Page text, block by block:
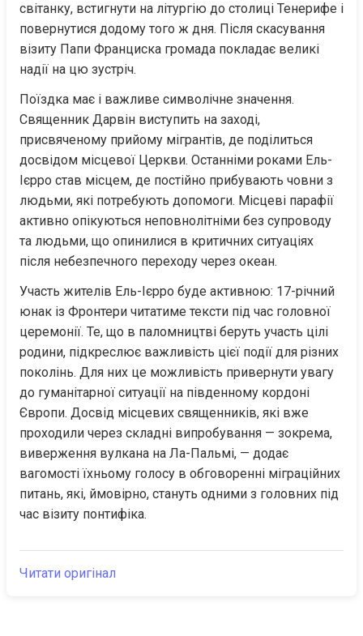
світанку, встигнути на літургію до столиці Тенерифе і
повернутися додому того ж дня. Після скасування
візиту Папи Франциска громада покладає великі
надії на цю зустріч.
Поїздка має і важливе символічне значення.
Священник Дарвін виступить на заході,
присвяченому прийому мігрантів, де поділиться
досвідом місцевої Церкви. Останніми роками Ель-
Ієрро став місцем, де постійно прибувають човни з
людьми, які потребують допомоги. Місцеві парафії
активно опікуються неповнолітніми без супроводу
та людьми, що опинилися в критичних ситуаціях
після небезпечного переходу через океан.
Участь жителів Ель-Ієрро буде активною: 17-річний
юнак із Фронтери читатиме тексти під час головної
церемонії. Те, що в паломництві беруть участь цілі
родини, підкреслює важливість цієї події для різних
поколінь. Для них це можливість привернути увагу
до гуманітарної ситуації на південному кордоні
Європи. Досвід місцевих священників, які вже
проходили через складні випробування — зокрема,
виверження вулкана на Ла-Пальмі, — додає
вагомості їхньому голосу в обговоренні міграційних
питань, які, ймовірно, стануть одними з головних під
час візиту понтифіка.
Читати оригінал